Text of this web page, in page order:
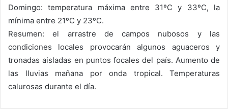
Domingo: temperatura máxima entre 31ºC y 33ºC, la
mínima entre 21ºC y 23ºC.
Resumen: el arrastre de campos nubosos y las
condiciones locales provocarán algunos aguaceros y
tronadas aisladas en puntos focales del país. Aumento de
las lluvias mañana por onda tropical. Temperaturas
calurosas durante el día.